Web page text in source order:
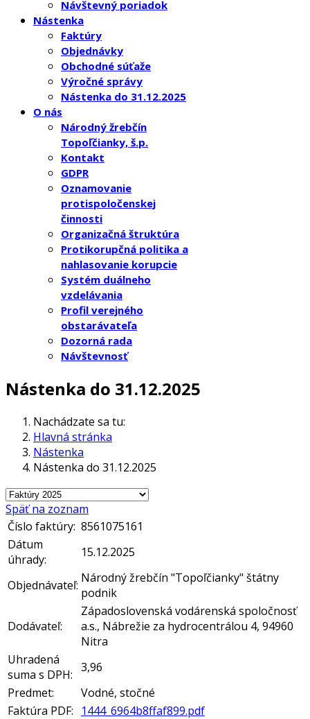
Návštevný poriadok
Nástenka
Faktúry
Objednávky
Obchodné súťaže
Výročné správy
Nástenka do 31.12.2025
O nás
Národný žrebčín
Topoľčianky, š.p.
Kontakt
GDPR
Oznamovanie
protispoločenskej
činnosti
Organizačná štruktúra
Protikorupčná politika a
nahlasovanie korupcie
Systém duálneho
vzdelávania
Profil verejného
obstarávateľa
Dozorná rada
Návštevnosť
Nástenka do 31.12.2025
Nachádzate sa tu:
Hlavná stránka
Nástenka
Nástenka do 31.12.2025
Späť na zoznam
Číslo faktúry: 8561075161
Dátum
úhrady:
15.12.2025
Objednávateľ: Národný žrebčín "Topoľčianky" štátny
podnik
Dodávateľ:
Západoslovenská vodárenská spoločnosť
a.s., Nábrežie za hydrocentrálou 4, 94960
Nitra
Uhradená
suma s DPH: 3,96
Predmet:
Vodné, stočné
Faktúra PDF:
1444_6964b8ffaf899.pdf